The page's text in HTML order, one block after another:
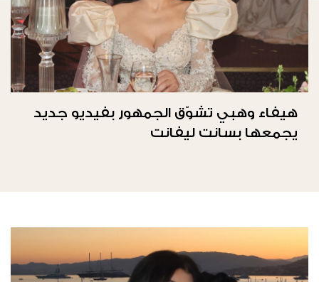
هيفاء وهبي تشوّق الجمهور بفيديو جديد
يجمعها بسانت ليفانت